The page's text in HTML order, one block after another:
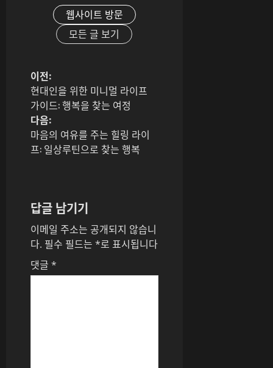
웹사이트 방문
모든 글 보기
게
시
물
내
게
이
션
이전:
현대인을 위한 미니멀 라이프
가이드: 행복을 찾는 여정
다음:
마음의 여유를 주는 힐링 라이
프: 일상루틴으로 찾는 행복
답글 남기기
이메일 주소는 공개되지 않습니
다. 필수 필드는 *로 표시됩니다
댓글 *